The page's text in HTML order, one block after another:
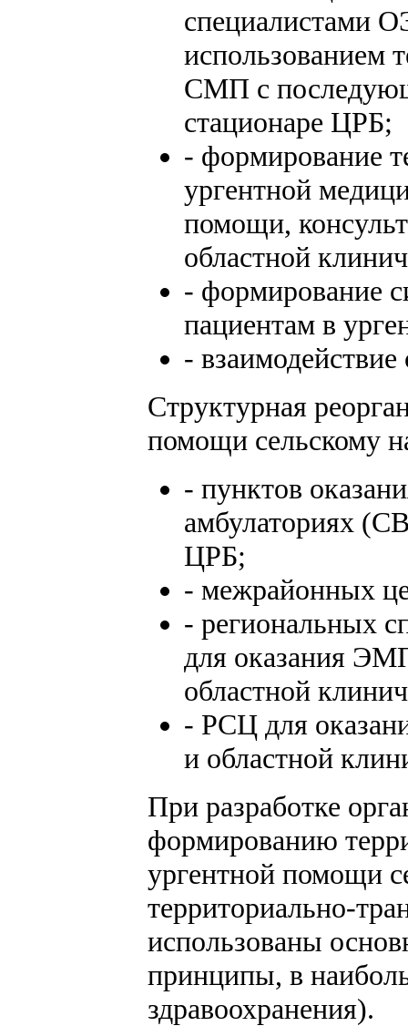
специалистами
использованием
СМП с
стационаре ЦРБ;
- формирование
ургентной
помощи,
областной
- формирование
пациентам в
-
Структурная
помощи сельскому
- пунктов
амбулаториях
ЦРБ;
- межрайонных
- региональных
для оказания
областной
- РСЦ для
и областной
При разработке
формированию
ургентной помощи
территориально-
использованы
принципы, в
здравоохранения).